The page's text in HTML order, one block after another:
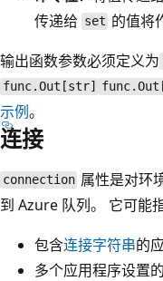
传递给 set 的值将
输出函数参数必须定义为
func.Out[str]
示例。
连接
connection 属性是对环
到 Azure 队列。 它可能指
包含连接字符串的
多个应用程序设置